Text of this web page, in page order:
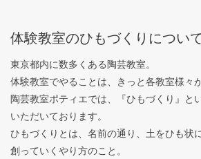
体験教室のひもづくりについ
東京都内に数多くある陶芸教室。
体験教室でやることは、きっと各教室様々
陶芸教室ポティエでは、『ひもづくり』と
いただいております。
ひもづくりとは、名前の通り、土をひも状
創っていくやり方のこと。